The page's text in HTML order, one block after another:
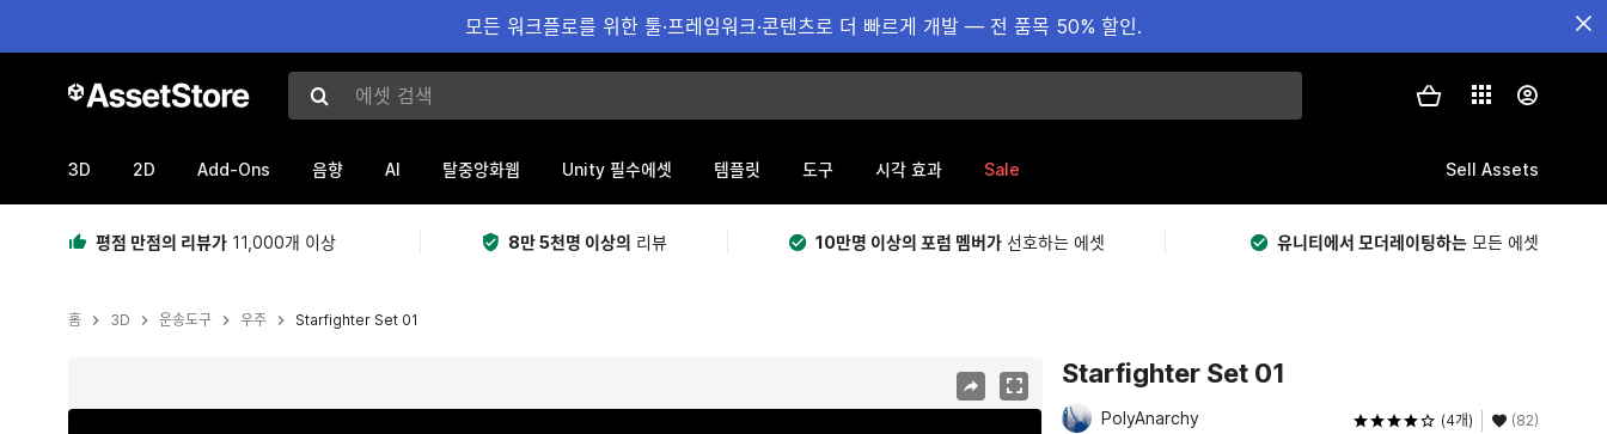
모든 워크플로를 위한 툴·프레임워크·콘텐츠로 더 빠르게 개발 — 전 품목 50% 할인.
에셋 검색
3D 2D Add-Ons 음향 AI 탈중앙화웹 Unity 필수에셋 템플릿 도구 시각 효과 Sale Sell Assets
평점 만점의 리뷰가 11,000개 이상 8만 5천명 이상의 리뷰 10만명 이상의 포럼 멤버가 선호하는 에셋 유니티에서 모더레이팅하는 모든 에셋
홈 3D 운송도구 우주 Starfighter Set 01
Starfighter Set 01
PolyAnarchy (4개) (82)